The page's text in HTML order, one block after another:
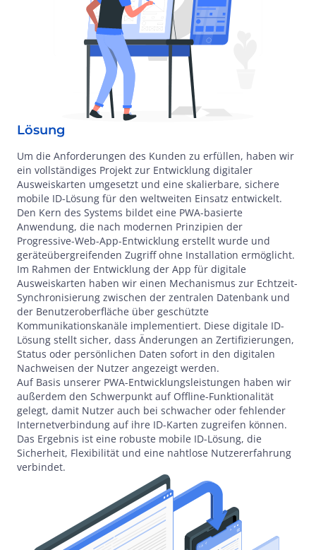
Lösung
Um die Anforderungen des Kunden zu erfüllen, haben wir
ein vollständiges Projekt zur Entwicklung digitaler
Ausweiskarten umgesetzt und eine skalierbare, sichere
mobile ID-Lösung für den weltweiten Einsatz entwickelt.
Den Kern des Systems bildet eine PWA-basierte
Anwendung, die nach modernen Prinzipien der
Progressive-Web-App-Entwicklung erstellt wurde und
geräteübergreifenden Zugriff ohne Installation ermöglicht.
Im Rahmen der Entwicklung der App für digitale
Ausweiskarten haben wir einen Mechanismus zur Echtzeit-
Synchronisierung zwischen der zentralen Datenbank und
der Benutzeroberfläche über geschützte
Kommunikationskanäle implementiert. Diese digitale ID-
Lösung stellt sicher, dass Änderungen an Zertifizierungen,
Status oder persönlichen Daten sofort in den digitalen
Nachweisen der Nutzer angezeigt werden.
Auf Basis unserer PWA-Entwicklungsleistungen haben wir
außerdem den Schwerpunkt auf Offline-Funktionalität
gelegt, damit Nutzer auch bei schwacher oder fehlender
Internetverbindung auf ihre ID-Karten zugreifen können.
Das Ergebnis ist eine robuste mobile ID-Lösung, die
Sicherheit, Flexibilität und eine nahtlose Nutzererfahrung
verbindet.